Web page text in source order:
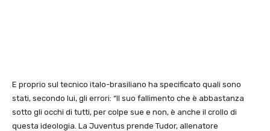
E proprio sul tecnico italo-brasiliano ha specificato quali sono
stati, secondo lui, gli errori: “Il suo fallimento che è abbastanza
sotto gli occhi di tutti, per colpe sue e non, è anche il crollo di
questa ideologia. La Juventus prende Tudor, allenatore